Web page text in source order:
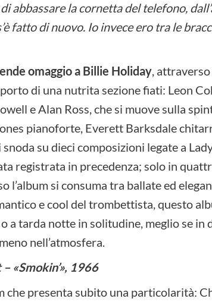
abbassare la cornetta del telefono,
fatto di nuovo. Io invece ero tra le
omaggio a Billie Holiday,
di una nutrita sezione fiati: Leon
e Alan Ross, che si muove sulla
pianoforte, Everett Barksdale
su dieci composizioni legate a
registrata in precedenza; solo in
l’album si consuma tra ballate ed
e cool del trombettista, questo
a tarda notte in solitudine, meglio se in
nell’atmosfera.
«Smokin’», 1966
che presenta subito una particolarità: